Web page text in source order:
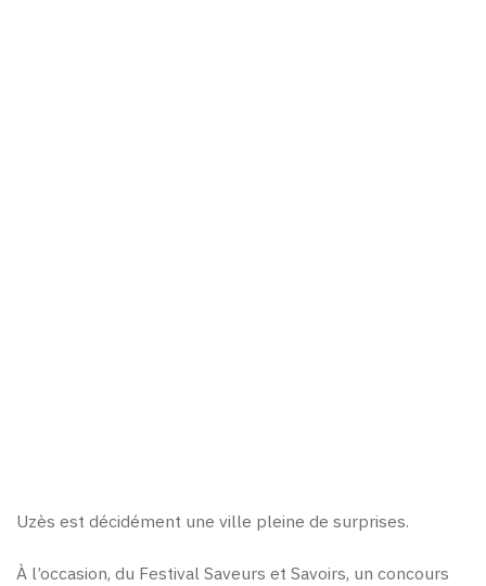
Uzès est décidément une ville pleine de surprises.
À l’occasion, du Festival Saveurs et Savoirs, un concours